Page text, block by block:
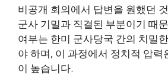
비공개 회의에서 답변을 원했던
군사 기밀과 직결된 부분이기 때
여부는 한미 군사당국 간의 치밀
야 하며, 이 과정에서 정치적 압력
이 높습니다.